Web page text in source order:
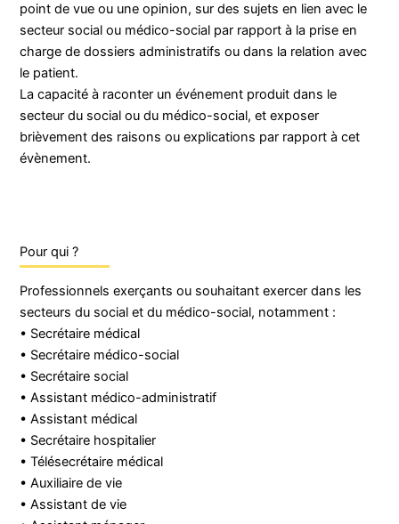
point de vue ou une opinion, sur des sujets en lien avec le
secteur social ou médico-social par rapport à la prise en
charge de dossiers administratifs ou dans la relation avec
le patient.
La capacité à raconter un événement produit dans le
secteur du social ou du médico-social, et exposer
brièvement des raisons ou explications par rapport à cet
évènement.
Pour qui ?
Professionnels exerçants ou souhaitant exercer dans les
secteurs du social et du médico-social, notamment :
• Secrétaire médical
• Secrétaire médico-social
• Secrétaire social
• Assistant médico-administratif
• Assistant médical
• Secrétaire hospitalier
• Télésecrétaire médical
• Auxiliaire de vie
• Assistant de vie